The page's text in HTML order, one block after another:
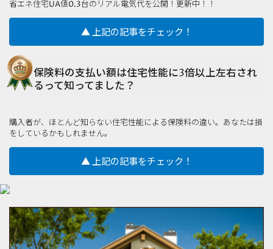
省エネ住宅UA値0.3台のリアル電気代を公開！更新中！！
▲ 上記の記事をチェック！
保険料の支払い額は住宅性能に3倍以上左右され
るって知ってました？
購入者が、ほとんど知らない住宅性能による保険料の違い。あなたは損
をしているかもしれません。
▲ 上記の記事をチェック！